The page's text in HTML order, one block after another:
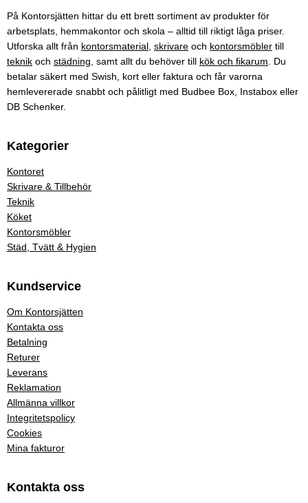
På Kontorsjätten hittar du ett brett sortiment av produkter för
arbetsplats, hemmakontor och skola – alltid till riktigt låga priser.
Utforska allt från kontorsmaterial skrivare och kontorsmöbler till
teknik och städning , samt allt du behöver till kök och fikarum . Du
betalar säkert med Swish, kort eller faktura och får varorna
hemlevererade snabbt och pålitligt med Budbee Box, Instabox eller
DB Schenker.
Kategorier
Kontoret
Skrivare & Tillbehör
Teknik
Köket
Kontorsmöbler
Städ, Tvätt & Hygien
Kundservice
Om Kontorsjätten
Kontakta oss
Betalning
Returer
Leverans
Reklamation
Allmänna villkor
Integritetspolicy
Cookies
Mina fakturor
Kontakta oss